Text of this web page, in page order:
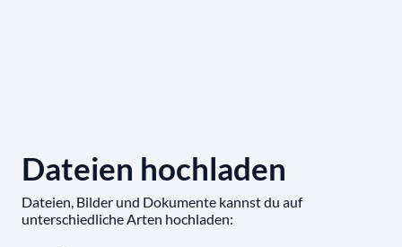
Dateien hochladen
Dateien, Bilder und Dokumente kannst du auf
unterschiedliche Arten hochladen: